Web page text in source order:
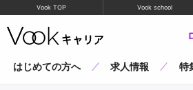
Vook TOP Vook school
はじめての方へ 求人情報 特